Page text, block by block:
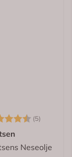
(5)
Neseolje